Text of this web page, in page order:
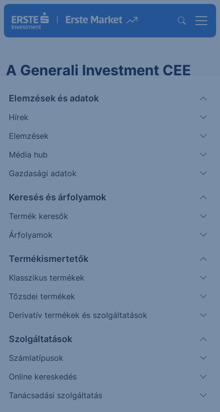
Elemzések és adatok
Hírek
Elemzések
Média hub
Gazdasági adatok
Keresés és árfolyamok
Termék keresők
Árfolyamok
Termékismertetők
Klasszikus termékek
Tőzsdei termékek
Derivatív termékek és szolgáltatások
Szolgáltatások
Számlatípusok
Online kereskedés
Tanácsadási szolgáltatás
A Generali Investment CEE
egyes befektetési alapjainak
KID módosításáról
egyes befektetési alapjainak KID módosításáról a
csatolmányban találja. A módosítás hatályba lépésének
Kapcsolódó dokumentum
Generali Investment CEE alapkezelő hirdetménye
Visszalépés a közzétételekhez